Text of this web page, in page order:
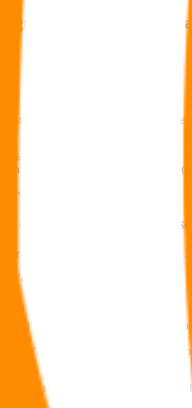
dont je disposais
soumis à la fiscalité traditionnelle
%
de 4 600 € (célibataire) ou 9 200 €
revenu si le barème progressif vous est
constituée après le 27
constituée après le 27
s’appliqueront.
de l’année précédente), tous contrats
de l’année précédente), la Flat Tax
revenu si le barème progressif vous est